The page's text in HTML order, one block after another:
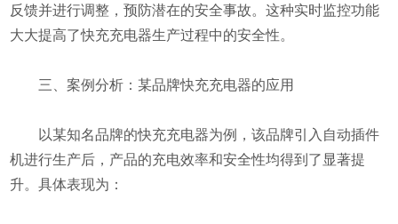
反馈并进行调整，预防潜在的安全事故。这种实时监控功能
大大提高了快充充电器生产过程中的安全性。
三、案例分析：某品牌快充充电器的应用
以某知名品牌的快充充电器为例，该品牌引入自动插件
机进行生产后，产品的充电效率和安全性均得到了显著提
升。具体表现为：